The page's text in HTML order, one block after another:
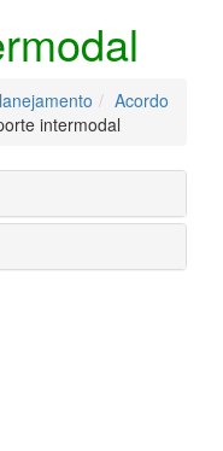
Acordo
intermodal